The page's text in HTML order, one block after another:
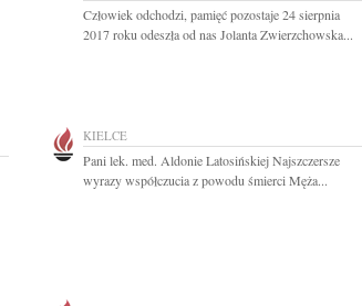
Człowiek odchodzi, pamięć pozostaje 24 sierpnia
2017 roku odeszła od nas Jolanta Zwierzchowska...
KIELCE
Pani lek. med. Aldonie Latosińskiej Najszczersze
wyrazy współczucia z powodu śmierci Męża...